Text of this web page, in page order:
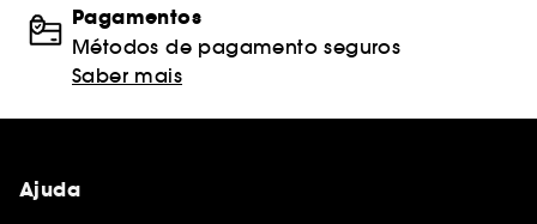
Pagamentos
Métodos de pagamento seguros
Saber mais
Ajuda